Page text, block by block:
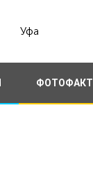
Уфа
ФОТОФАКТ